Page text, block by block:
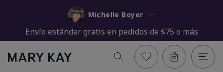
Michelle Boyer
Envío estándar gratis en pedidos de $75 o más